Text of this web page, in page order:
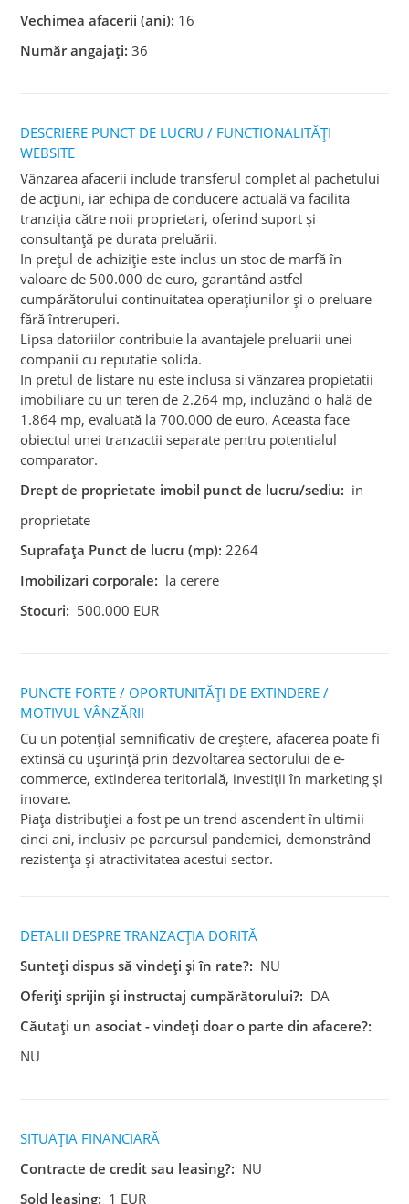
Vechimea afacerii (ani): 16
Număr angajați: 36
DESCRIERE PUNCT DE LUCRU / FUNCTIONALITĂȚI
WEBSITE
Vânzarea afacerii include transferul complet al pachetului
de acțiuni, iar echipa de conducere actuală va facilita
tranziția către noii proprietari, oferind suport și
consultanță pe durata preluării.
In prețul de achiziție este inclus un stoc de marfă în
valoare de 500.000 de euro, garantând astfel
cumpărătorului continuitatea operațiunilor și o preluare
fără întreruperi.
Lipsa datoriilor contribuie la avantajele preluarii unei
companii cu reputatie solida.
In pretul de listare nu este inclusa si vânzarea propietatii
imobiliare cu un teren de 2.264 mp, incluzând o hală de
1.864 mp, evaluată la 700.000 de euro. Aceasta face
obiectul unei tranzactii separate pentru potentialul
comparator.
Drept de proprietate imobil punct de lucru/sediu: in
proprietate
Suprafața Punct de lucru (mp): 2264
Imobilizari corporale: la cerere
Stocuri: 500.000 EUR
PUNCTE FORTE / OPORTUNITĂȚI DE EXTINDERE /
MOTIVUL VÂNZĂRII
Cu un potențial semnificativ de creștere, afacerea poate fi
extinsă cu ușurință prin dezvoltarea sectorului de e-
commerce, extinderea teritorială, investiții în marketing și
inovare.
Piața distribuției a fost pe un trend ascendent în ultimii
cinci ani, inclusiv pe parcursul pandemiei, demonstrând
rezistența și atractivitatea acestui sector.
DETALII DESPRE TRANZACȚIA DORITĂ
Sunteți dispus să vindeți și în rate?: NU
Oferiți sprijin și instructaj cumpărătorului?: DA
Căutați un asociat - vindeți doar o parte din afacere?:
NU
SITUAȚIA FINANCIARĂ
Contracte de credit sau leasing?: NU
Sold leasing: 1 EUR